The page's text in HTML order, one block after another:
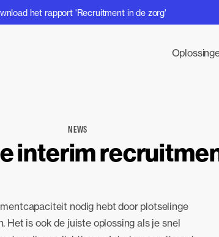
het rapport 'Recruitment in de zorg'
NEWS
interim
nodig hebt door plotselinge
is ook de juiste oplossing als je snel